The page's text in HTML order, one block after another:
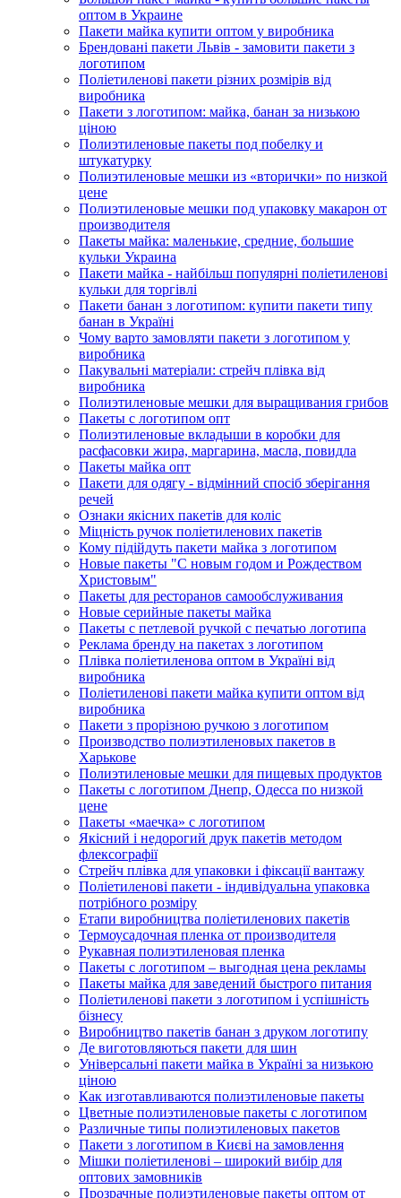
оптом в Украине
Пакети майка купити оптом у виробника
Брендовані пакети Львів - замовити пакети з
логотипом
Поліетиленові пакети різних розмірів від
виробника
Пакети з логотипом: майка, банан за низькою
ціною
Полиэтиленовые пакеты под побелку и
штукатурку
Полиэтиленовые мешки из «вторички» по низкой
цене
Полиэтиленовые мешки под упаковку макарон от
производителя
Пакеты майка: маленькие, средние, большие
кульки Украина
Пакети майка - найбільш популярні поліетиленові
кульки для торгівлі
Пакети банан з логотипом: купити пакети типу
банан в Україні
Чому варто замовляти пакети з логотипом у
виробника
Пакувальні матеріали: стрейч плівка від
виробника
Полиэтиленовые мешки для выращивания грибов
Пакеты с логотипом опт
Полиэтиленовые вкладыши в коробки для
расфасовки жира, маргарина, масла, повидла
Пакеты майка опт
Пакети для одягу - відмінний спосіб зберігання
речей
Ознаки якісних пакетів для коліс
Міцність ручок поліетиленових пакетів
Кому підійдуть пакети майка з логотипом
Новые пакеты "С новым годом и Рождеством
Христовым"
Пакеты для ресторанов самообслуживания
Новые серийные пакеты майка
Пакеты с петлевой ручкой с печатью логотипа
Реклама бренду на пакетах з логотипом
Плівка поліетиленова оптом в Україні від
виробника
Поліетиленові пакети майка купити оптом від
виробника
Пакети з прорізною ручкою з логотипом
Производство полиэтиленовых пакетов в
Харькове
Полиэтиленовые мешки для пищевых продуктов
Пакеты с логотипом Днепр, Одесса по низкой
цене
Пакеты «маечка» с логотипом
Якісний і недорогий друк пакетів методом
флексографії
Стрейч плівка для упаковки і фіксації вантажу
Поліетиленові пакети - індивідуальна упаковка
потрібного розміру
Етапи виробництва поліетиленових пакетів
Термоусадочная пленка от производителя
Рукавная полиэтиленовая пленка
Пакеты с логотипом – выгодная цена рекламы
Пакеты майка для заведений быстрого питания
Поліетиленові пакети з логотипом і успішність
бізнесу
Виробництво пакетів банан з друком логотипу
Де виготовляються пакети для шин
Універсальні пакети майка в Україні за низькою
ціною
Как изготавливаются полиэтиленовые пакеты
Цветные полиэтиленовые пакеты с логотипом
Различные типы полиэтиленовых пакетов
Пакети з логотипом в Києві на замовлення
Мішки поліетиленові – широкий вибір для
оптових замовників
Прозрачные полиэтиленовые пакеты оптом от